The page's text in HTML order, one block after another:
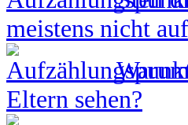
meistens nicht
Eltern sehen?